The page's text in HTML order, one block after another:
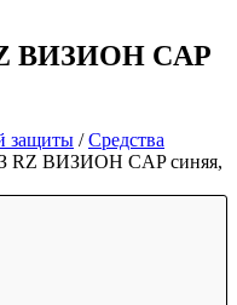
ВИЗИОН CAP
защиты /Средства
RZ ВИЗИОН CAP синяя,